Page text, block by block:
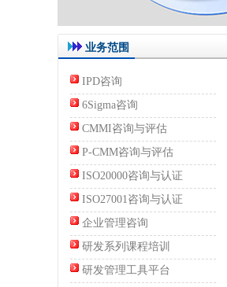
业务范围
IPD咨询
6Sigma咨询
CMMI咨询与评估
P-CMM咨询与评估
ISO20000咨询与认证
ISO27001咨询与认证
企业管理咨询
研发系列课程培训
研发管理工具平台